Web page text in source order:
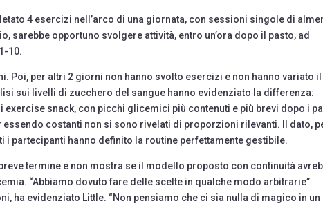
4 esercizi nell’arco di una giornata, con sessioni singole di
sarebbe opportuno svolgere attività, entro un’ora dopo il pasto, ad
10.
Poi, per altri 2 giorni non hanno svolto esercizi e non hanno variato il
sui livelli di zucchero del sangue hanno evidenziato la differenza:
snack, con picchi glicemici più contenuti e più brevi dopo i
costanti non si sono rivelati di proporzioni rilevanti. Il dato,
i partecipanti hanno definito la routine perfettamente gestibile.
termine e non mostra se il modello proposto con continuità
“Abbiamo dovuto fare delle scelte in qualche modo arbitrarie”
ha evidenziato Little. “Non pensiamo che ci sia nulla di magico in un